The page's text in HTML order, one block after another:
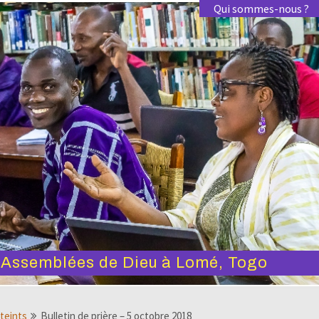
Qui sommes-nous ?
de Dieu à Lomé, Togo
Bulletin de prière – 5 octobre 2018